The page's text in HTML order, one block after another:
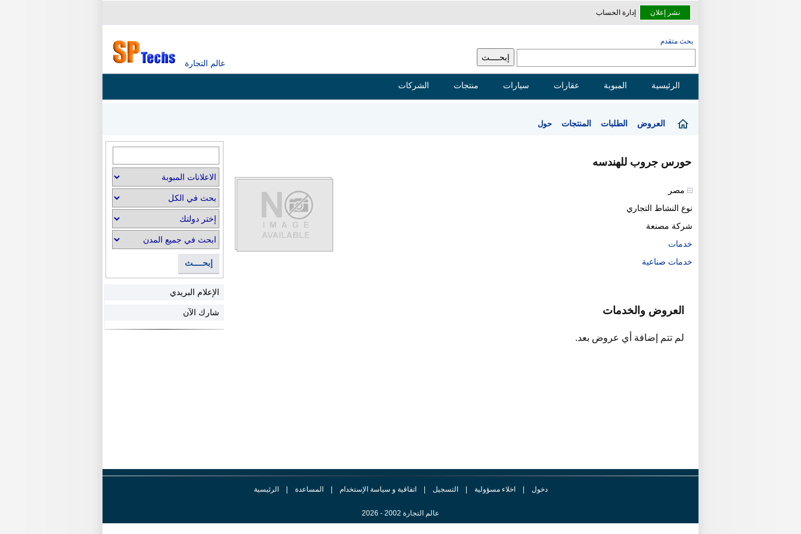
نشر إعلان إدارة الحساب
عالم التجارة
بحث متقدم
الرئيسية المبوبة عقارات سيارات منتجات الشركات
العروض الطلبات المنتجات حول
حورس جروب للهندسه
مصر
نوع النشاط التجاري
شركة مصنعة
خدمات
خدمات صناعية
العروض والخدمات
لم تتم إضافة أي عروض بعد.
إبحــــث
الإعلام البريدي
شارك الآن
دخول اخلاء مسؤولية التسجيل اتفاقية و سياسة الإستخدام المساعدة الرئيسية
عالم التجارة 2002 - 2026